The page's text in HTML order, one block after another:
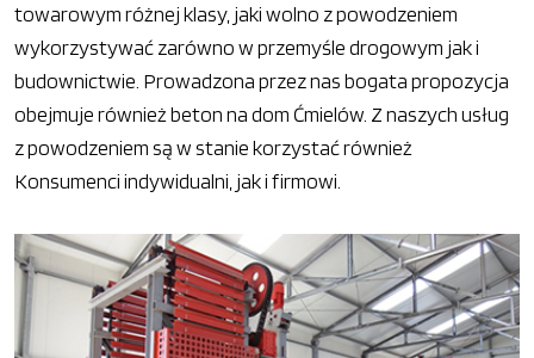
towarowym różnej klasy, jaki wolno z powodzeniem
wykorzystywać zarówno w przemyśle drogowym jak i
budownictwie. Prowadzona przez nas bogata propozycja
obejmuje również beton na dom Ćmielów. Z naszych usług
z powodzeniem są w stanie korzystać również
Konsumenci indywidualni, jak i firmowi.